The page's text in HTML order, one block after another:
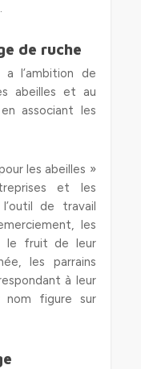
de ruche
l’ambition de
abeilles et au
associant les
les abeilles »
et les
de travail
les
le fruit de leur
les parrains
à leur
nom figure sur